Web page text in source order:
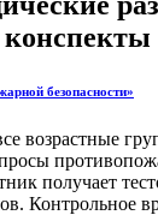
конспекты
безопасности»
возрастные
получает
Контрольное